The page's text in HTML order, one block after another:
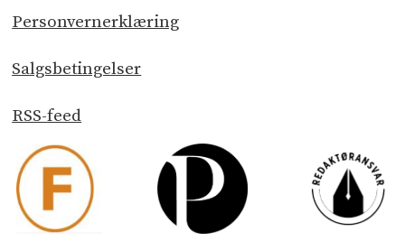
Personvernerklæring
Salgsbetingelser
RSS-feed